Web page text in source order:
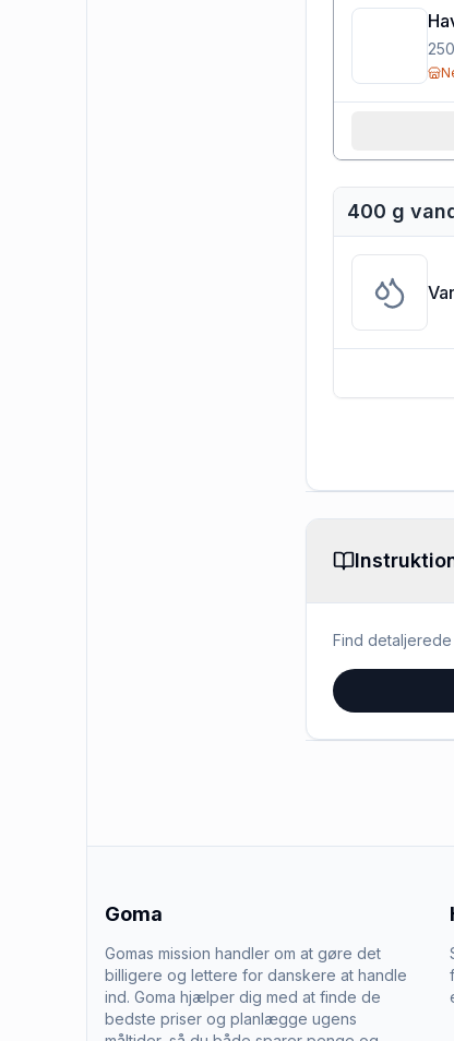
250
400 g
Find
Goma
Gomas mission handler om at gøre det
billigere og lettere for danskere at handle
ind. Goma hjælper dig med at finde de
bedste priser og planlægge ugens